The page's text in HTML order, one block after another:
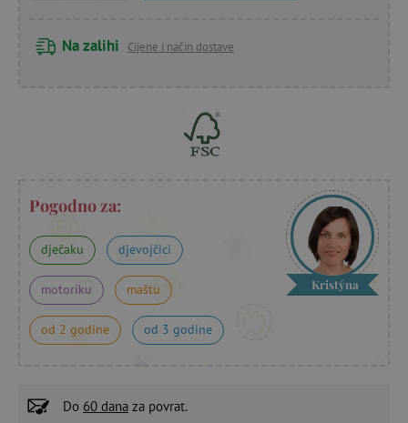
Na zalihi Cijene i način dostave
Pogodno za:
dječaku djevojčici
motoriku maštu
od 2 godine od 3 godine
Kristýna
Do 60 dana za povrat.